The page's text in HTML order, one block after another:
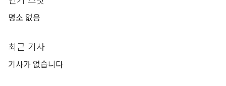
명소 없음
최근 기사
기사가 없습니다